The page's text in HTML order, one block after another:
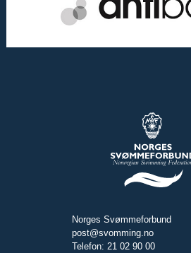
Norges Svømmeforbund
post@svomming.no
Telefon: 21 02 90 00